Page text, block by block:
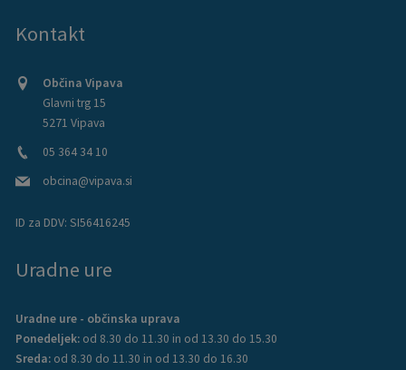
Kontakt
Občina Vipava
Glavni trg 15
5271 Vipava
05 364 34 10
obcina@vipava.si
ID za DDV: SI56416245
Uradne ure
Uradne ure - občinska uprava
Ponedeljek: od 8.30 do 11.30 in od 13.30 do 15.30
Sreda: od 8.30 do 11.30 in od 13.30 do 16.30